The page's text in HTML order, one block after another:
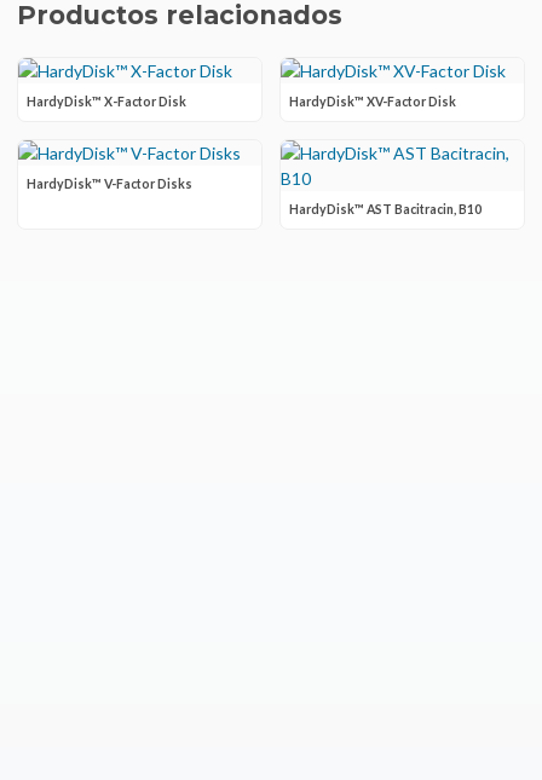
Productos relacionados
HardyDisk™ X-Factor Disk HardyDisk™ XV-Factor Disk
HardyDisk™ V-Factor Disks
HardyDisk™ AST Bacitracin, B10